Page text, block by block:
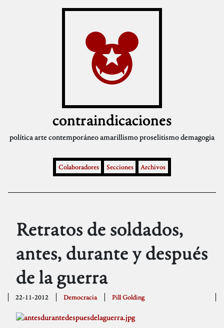
contraindicaciones
políticaarte contemporáneoamarillismoproselitismodemagogia
Colaboradores Secciones Archivos
Retratos de soldados,
antes, durante y después
de la guerra
22-11-2012 Democracia Pill Golding